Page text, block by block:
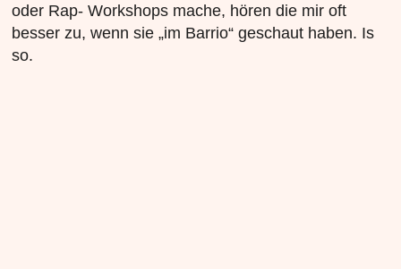
oder Rap- Workshops mache, hören die mir oft
besser zu, wenn sie „im Barrio“ geschaut haben. Is
so.